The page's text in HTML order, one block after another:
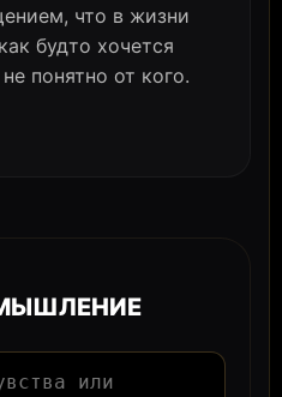
что в жизни
будто хочется
понятно от кого.